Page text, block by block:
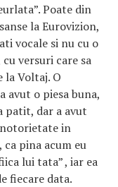
Poate din
la Eurovizion,
vocale si nu cu o
versuri care sa
la Voltaj. O
avut o piesa buna,
patit, dar a avut
in
pina acum eu
lui tata” , iar ea
fiecare data.